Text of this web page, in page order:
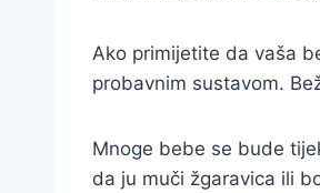
Ako primijetite da vaša
probavnim sustavom.
Mnoge bebe se bude
da ju muči žgaravica ili